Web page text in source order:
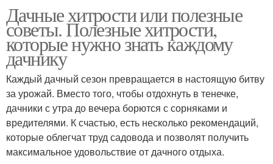
Дачные хитрости или полезные
советы. Полезные хитрости,
которые нужно знать каждому
дачнику
Каждый дачный сезон превращается в настоящую битву
за урожай. Вместо того, чтобы отдохнуть в тенечке,
дачники с утра до вечера борются с сорняками и
вредителями. К счастью, есть несколько рекомендаций,
которые облегчат труд садовода и позволят получить
максимальное удовольствие от дачного отдыха.